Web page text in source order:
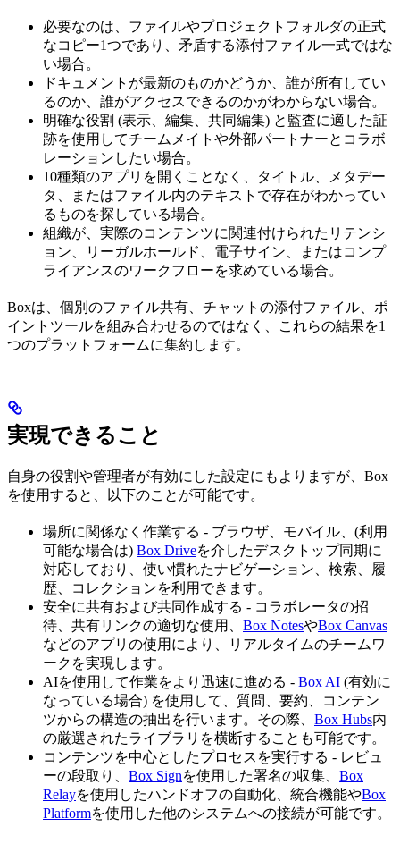
必要なのは、ファイルやプロジェクトフォルダの正式
なコピー1つであり、矛盾する添付ファイル一式ではな
い場合。
ドキュメントが最新のものかどうか、誰が所有してい
るのか、誰がアクセスできるのかがわからない場合。
明確な役割 (表示、編集、共同編集) と監査に適した証
跡を使用してチームメイトや外部パートナーとコラボ
レーションしたい場合。
10種類のアプリを開くことなく、タイトル、メタデー
タ、またはファイル内のテキストで存在がわかってい
るものを探している場合。
組織が、実際のコンテンツに関連付けられたリテンシ
ョン、リーガルホールド、電子サイン、またはコンプ
ライアンスのワークフローを求めている場合。
Boxは、個別のファイル共有、チャットの添付ファイル、ポ
イントツールを組み合わせるのではなく、これらの結果を1
つのプラットフォームに集約します。
実現できること
自身の役割や管理者が有効にした設定にもよりますが、Box
を使用すると、以下のことが可能です。
場所に関係なく作業する - ブラウザ、モバイル、(利用
可能な場合は) Box Driveを介したデスクトップ同期に
対応しており、使い慣れたナビゲーション、検索、履
歴、コレクションを利用できます。
安全に共有および共同作成する - コラボレータの招
待、共有リンクの適切な使用、 Box NotesやBox Canvas
などのアプリの使用により、リアルタイムのチームワ
ークを実現します。
AIを使用して作業をより迅速に進める - Box AI (有効に
なっている場合) を使用して、質問、要約、コンテン
ツからの構造の抽出を行います。その際、 Box Hubs内
の厳選されたライブラリを横断することも可能です。
コンテンツを中心としたプロセスを実行する - レビュ
ーの段取り、 Box Signを使用した署名の収集、 Box
Relayを使用したハンドオフの自動化、統合機能やBox
Platformを使用した他のシステムへの接続が可能です。